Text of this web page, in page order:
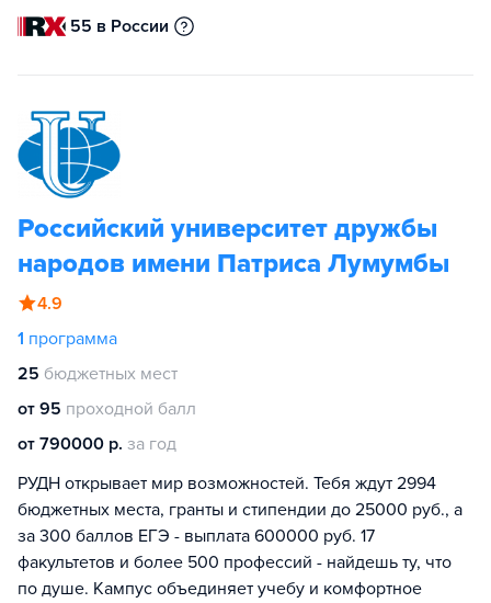
55 в России
Российский университет дружбы
народов имени Патриса Лумумбы
4.9
1 программа
25 бюджетных мест
от 95 проходной балл
от 790000 р. за год
РУДН открывает мир возможностей. Тебя ждут 2994
бюджетных места, гранты и стипендии до 25000 руб., а
за 300 баллов ЕГЭ - выплата 600000 руб. 17
факультетов и более 500 профессий - найдешь ту, что
по душе. Кампус объединяет учебу и комфортное